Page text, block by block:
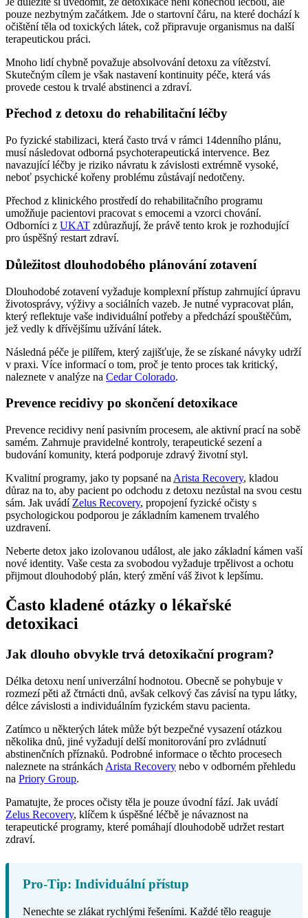
pouze nezbytným začátkem. Jde o startovní čáru, na které dochází k
očištění těla od toxických látek, což připravuje organismus na další
terapeutickou práci.
Mnoho lidí chybně považuje absolvování detoxu za vítězství.
Skutečným cílem je však nastavení kontinuity péče, která vás
provede cestou k trvalé abstinenci a zdraví.
Přechod z detoxu do rehabilitační léčby
Po fyzické stabilizaci, která často trvá v rámci 14denního plánu,
musí následovat odborná psychoterapeutická intervence. Bez
navazující léčby je riziko návratu k závislosti extrémně vysoké,
neboť psychické kořeny problému zůstávají nedotčeny.
Přechod z klinického prostředí do rehabilitačního programu
umožňuje pacientovi pracovat s emocemi a vzorci chování.
Odborníci z UKAT zdůrazňují, že právě tento krok je rozhodující
pro úspěšný restart zdraví.
Důležitost dlouhodobého plánování zotavení
Dlouhodobé zotavení vyžaduje komplexní přístup zahrnující úpravu
životosprávy, výživy a sociálních vazeb. Je nutné vypracovat plán,
který reflektuje vaše individuální potřeby a předchází spouštěčům,
jež vedly k dřívějšímu užívání látek.
Následná péče je pilířem, který zajišťuje, že se získané návyky udrží
v praxi. Více informací o tom, proč je tento proces tak kritický,
naleznete v analýze na Cedar Colorado.
Prevence recidivy po skončení detoxikace
Prevence recidivy není pasivním procesem, ale aktivní prací na sobě
samém. Zahrnuje pravidelné kontroly, terapeutické sezení a
budování komunity, která podporuje zdravý životní styl.
Kvalitní programy, jako ty popsané na Arista Recovery, kladou
důraz na to, aby pacient po odchodu z detoxu nezůstal na svou cestu
sám. Jak uvádí Zelus Recovery, propojení fyzické očisty s
psychologickou podporou je základním kamenem trvalého
uzdravení.
Neberte detox jako izolovanou událost, ale jako základní kámen vaší
nové identity. Vaše cesta za svobodou vyžaduje trpělivost a ochotu
přijmout dlouhodobý plán, který změní váš život k lepšímu.
Často kladené otázky o lékařské
detoxikaci
Jak dlouho obvykle trvá detoxikační program?
Délka detoxu není univerzální hodnotou. Obecně se pohybuje v
rozmezí pěti až čtrnácti dnů, avšak celkový čas závisí na typu látky,
délce závislosti a individuálním fyzickém stavu pacienta.
Zatímco u některých látek může být bezpečné vysazení otázkou
několika dnů, jiné vyžadují delší monitorování pro zvládnutí
abstinenčních příznaků. Podrobné informace o těchto procesech
naleznete na stránkách Arista Recovery nebo v odborném přehledu
na Priory Group.
Pamatujte, že proces očisty těla je pouze úvodní fází. Jak uvádí
Zelus Recovery, klíčem k úspěšné léčbě je návaznost na
terapeutické programy, které pomáhají dlouhodobě udržet restart
zdraví.
Pro-Tip: Individuální přístup
Nenechte se zlákat rychlými řešeními. Každé tělo reaguje